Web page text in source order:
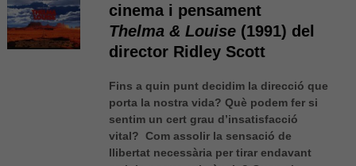
cinema i pensament
Thelma & Louise (1991) del
director Ridley Scott
Fins a quin punt decidim la direcció que
porta la nostra vida? Què podem fer si
sentim un cert grau d’insatisfacció
vital? Com assolir la sensació de
llibertat necessària per tirar endavant